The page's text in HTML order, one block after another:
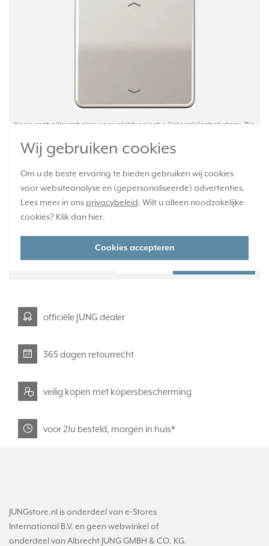
Wij gebruiken cookies
Om u de beste ervaring te bieden gebruiken wij cookies
voor websiteanalyse en (gepersonaliseerde) advertenties.
Lees meer in ons privacybeleid. Wilt u alleen noodzakelijke
cookies? Klik dan hier.
Cookies accepteren
Knop met pijlsymbolen voor elektronische (jaloezie)schakelaar. Zie
(geanodiseerd aluminium). Exclusief binnenwerk en afdekraam.
Verwachte levertijd:
1-2 weken
Huidige voorraad:
40,95 +
-
officiële JUNG dealer
365 dagen retourrecht
veilig kopen met kopersbescherming
voor 21u besteld, morgen in huis*
JUNGstore.nl is onderdeel van e-Stores
International B.V. en geen webwinkel of
onderdeel van Albrecht JUNG GMBH & CO. KG.